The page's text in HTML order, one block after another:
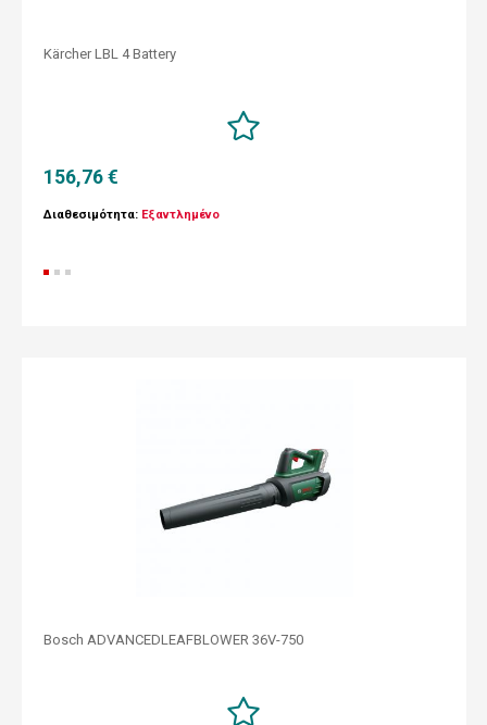
Kärcher LBL 4 Battery
156,76 €
Διαθεσιμότητα: Εξαντλημένο
Bosch ADVANCEDLEAFBLOWER 36V-750